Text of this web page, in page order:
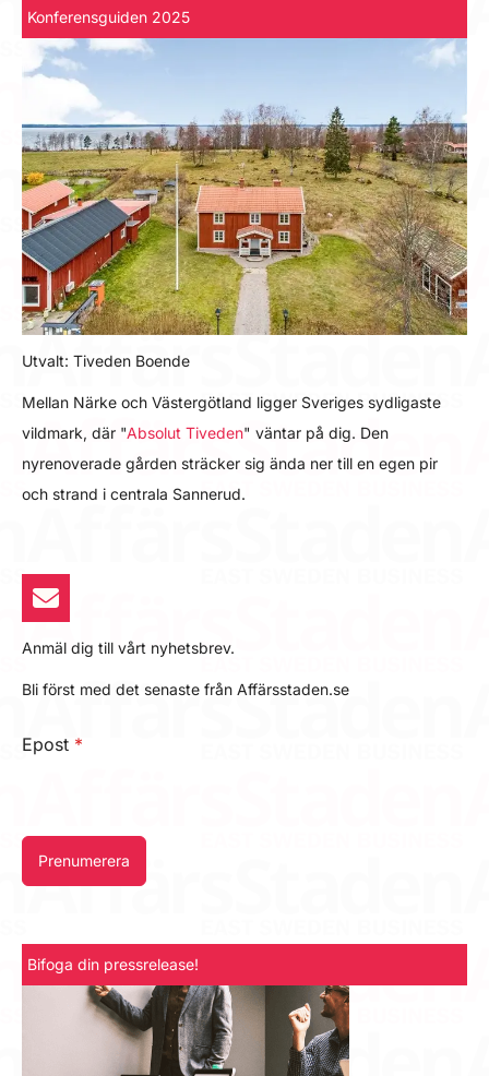
Konferensguiden 2025
Utvalt: Tiveden Boende
Mellan Närke och Västergötland ligger Sveriges sydligaste
vildmark, där "Absolut Tiveden" väntar på dig. Den
nyrenoverade gården sträcker sig ända ner till en egen pir
och strand i centrala Sannerud.
Anmäl dig till vårt nyhetsbrev.
Bli först med det senaste från Affärsstaden.se
Epost *
Prenumerera
Bifoga din pressrelease!